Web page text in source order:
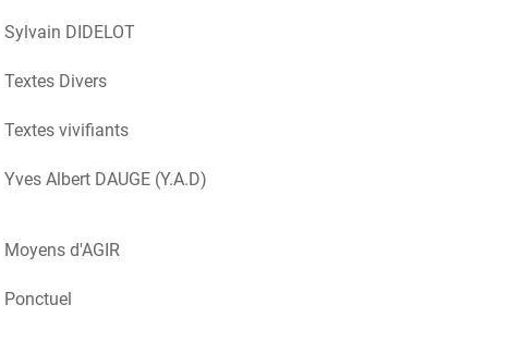
Sylvain DIDELOT
Textes Divers
Textes vivifiants
Yves Albert DAUGE (Y.A.D)
Moyens d'AGIR
Ponctuel